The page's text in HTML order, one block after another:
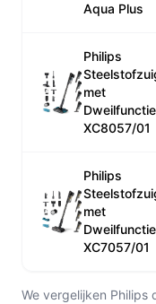
Aqua Plus
Philips
met
Dweilfunctie
XC8057/01
Philips
met
Dweilfunctie
XC7057/01
We vergelijken Philips